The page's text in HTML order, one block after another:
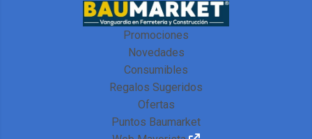
Promociones
Novedades
Consumibles
Regalos Sugeridos
Ofertas
Puntos Baumarket